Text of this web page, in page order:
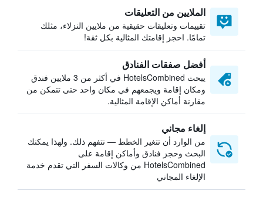
الملايين من التعليقات
تقييمات وتعليقات حقيقية من ملايين النزلاء، مثلك
تمامًا. احجز إقامتك المثالية بكل ثقة!
أفضل صفقات الفنادق
يبحث HotelsCombined في أكثر من 3 ملايين فندق
ومكان إقامة ويجمعهم في مكان واحد حتى تتمكن من
مقارنة أماكن الإقامة المثالية.
إلغاء مجاني
من الوارد أن تتغير الخطط — نتفهم ذلك. ولهذا يمكنك
البحث وحجز فنادق وأماكن إقامة على
HotelsCombined من وكالات السفر التي تقدم خدمة
الإلغاء المجاني